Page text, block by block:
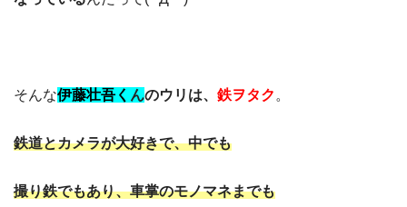
そんな伊藤壮吾く んのウリは、 鉄ヲタク 。
鉄道とカメラが大好きで、中でも
撮り鉄でもあり、車掌のモノマネまでも